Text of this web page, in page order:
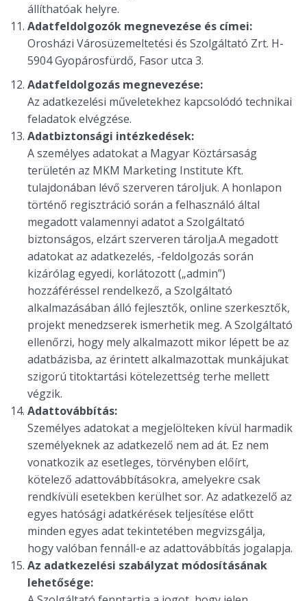
állíthatóak helyre.
Adatfeldolgozók megnevezése és címei:
Orosházi Városüzemeltetési és Szolgáltató Zrt. H-
5904 Gyopárosfürdő, Fasor utca 3.
Adatfeldolgozás megnevezése:
Az adatkezelési műveletekhez kapcsolódó technikai
feladatok elvégzése.
Adatbiztonsági intézkedések:
A személyes adatokat a Magyar Köztársaság
területén az MKM Marketing Institute Kft.
tulajdonában lévő szerveren tároljuk. A honlapon
történő regisztráció során a felhasználó által
megadott valamennyi adatot a Szolgáltató
biztonságos, elzárt szerveren tárolja.A megadott
adatokat az adatkezelés, -feldolgozás során
kizárólag egyedi, korlátozott („admin”)
hozzáféréssel rendelkező, a Szolgáltató
alkalmazásában álló fejlesztők, online szerkesztők,
projekt menedzserek ismerhetik meg. A Szolgáltató
ellenőrzi, hogy mely alkalmazott mikor lépett be az
adatbázisba, az érintett alkalmazottak munkájukat
szigorú titoktartási kötelezettség terhe mellett
végzik.
Adattovábbítás:
Személyes adatokat a megjelölteken kívül harmadik
személyeknek az adatkezelő nem ad át. Ez nem
vonatkozik az esetleges, törvényben előírt,
kötelező adattovábbításokra, amelyekre csak
rendkívüli esetekben kerülhet sor. Az adatkezelő az
egyes hatósági adatkérések teljesítése előtt
minden egyes adat tekintetében megvizsgálja,
hogy valóban fennáll-e az adattovábbítás jogalapja.
Az adatkezelési szabályzat módosításának
lehetősége: